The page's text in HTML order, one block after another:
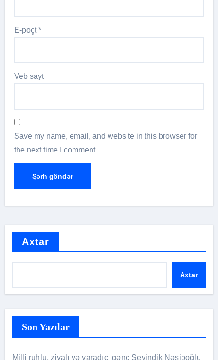
E-poçt*
Veb sayt
Save my name, email, and website in this browser for
the next time I comment.
Axtar
Axtar
Son Yazılar
Milli ruhlu, ziyalı və yaradıcı gənc Sevindik Nəsiboğlu